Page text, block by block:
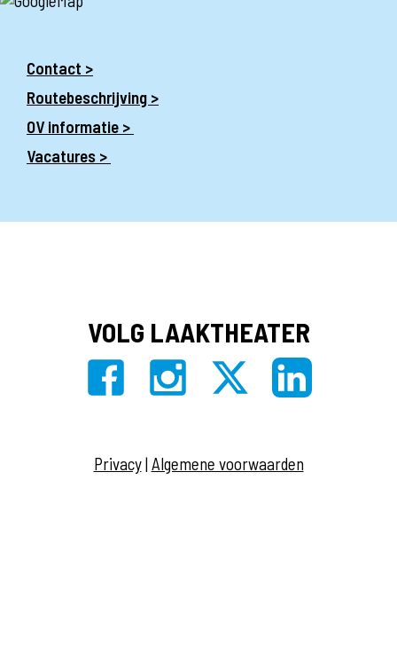
Contact >
Routebeschrijving >
OV informatie >
Vacatures >
VOLG LAAKTHEATER
Privacy| Algemene voorwaarden